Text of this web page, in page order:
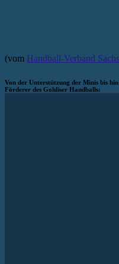
(vom Handball-Verband
Von der Unterstützung der Minis bis
Förderer des Gohliser Handballs: